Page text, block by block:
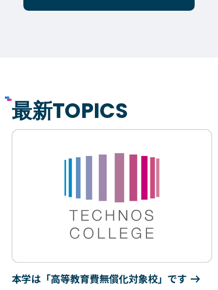
最新TOPICS
本学は「高等教育費無償化対象校」です